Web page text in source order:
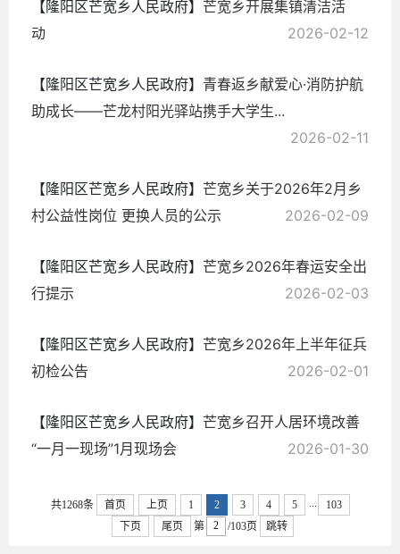
【隆阳区芒宽乡人民政府】 芒宽乡开展集镇清洁活
动
2026-02-12
【隆阳区芒宽乡人民政府】 青春返乡献爱心·消防护航
助成长——芒龙村阳光驿站携手大学生...
2026-02-11
【隆阳区芒宽乡人民政府】 芒宽乡关于2026年2月乡
村公益性岗位 更换人员的公示
2026-02-09
【隆阳区芒宽乡人民政府】 芒宽乡2026年春运安全出
行提示
2026-02-03
【隆阳区芒宽乡人民政府】 芒宽乡2026年上半年征兵
初检公告
2026-02-01
【隆阳区芒宽乡人民政府】 芒宽乡召开人居环境改善
“一月一现场”1月现场会
2026-01-30
共1268条 首页 上页 1 2 3 4 5 ...
103
下页
尾页 第 /103页 跳转